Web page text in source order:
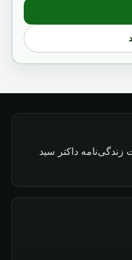
و تحلیل محتوای "موافقتنامه
داکتر سید